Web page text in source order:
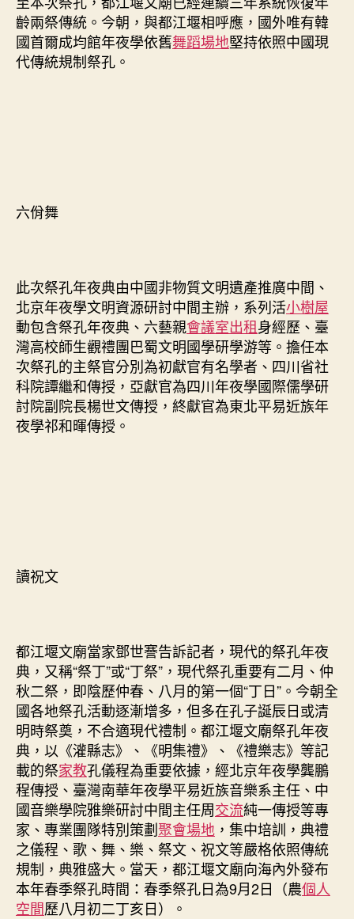
齡兩祭傳統。今朝，與都江堰相呼應，國外唯有韓
國首爾成均館年夜學依舊舞蹈場地堅持依照中國現
代傳統規制祭孔。
六佾舞
此次祭孔年夜典由中國非物質文明遺產推廣中間、
北京年夜學文明資源研討中間主辦，系列活小樹屋
動包含祭孔年夜典、六藝親會議室出租身經歷、臺
灣高校師生觀禮團巴蜀文明國學研學游等。擔任本
次祭孔的主祭官分別為初獻官有名學者、四川省社
科院譚繼和傳授，亞獻官為四川年夜學國際儒學研
討院副院長楊世文傳授，終獻官為東北平易近族年
夜學祁和暉傳授。
讀祝文
都江堰文廟當家鄧世謇告訴記者，現代的祭孔年夜
典，又稱“祭丁”或“丁祭”，現代祭孔重要有二月、仲
秋二祭，即陰歷仲春、八月的第一個“丁日”。今朝全
國各地祭孔活動逐漸增多，但多在孔子誕辰日或清
明時祭奠，不合適現代禮制。都江堰文廟祭孔年夜
典，以《灌縣志》、《明集禮》、《禮樂志》等記
載的祭家教孔儀程為重要依據，經北京年夜學龔鵬
程傳授、臺灣南華年夜學平易近族音樂系主任、中
國音樂學院雅樂研討中間主任周交流純一傳授等專
家、專業團隊特別策劃聚會場地 ，集中培訓，典禮
之儀程、歌、舞、樂、祭文、祝文等嚴格依照傳統
規制，典雅盛大。當天，都江堰文廟向海內外發布
本年春季祭孔時間：春季祭孔日為9月2日（農個人
空間歷八月初二丁亥日）。